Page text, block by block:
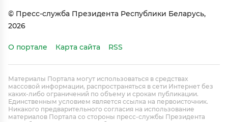
© Пресс-служба Президента Республики Беларусь,
2026
О портале Карта сайта RSS
Материалы Портала могут использоваться в средствах
массовой информации, распространяться в сети Интернет без
каких-либо ограничений по объему и срокам публикации.
Единственным условием является ссылка на первоисточник.
Никакого предварительного согласия на использование
материалов Портала со стороны пресс-службы Президента